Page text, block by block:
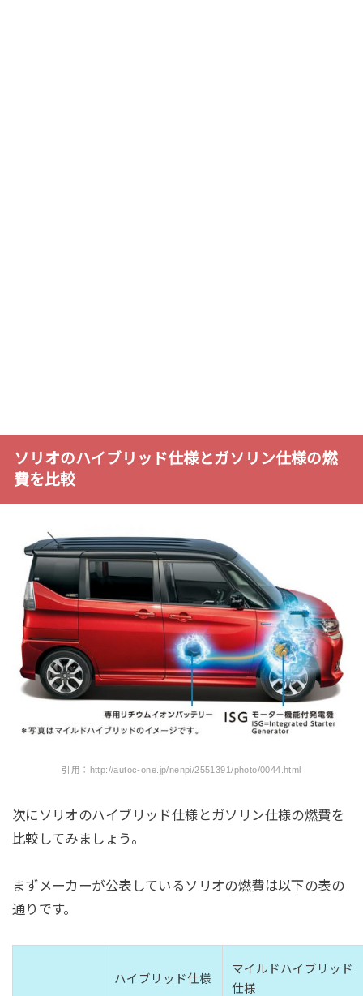
ソリオのハイブリッド仕様とガソリン仕様の燃
費を比較
引用：http://autoc-one.jp/nenpi/2551391/photo/0044.html
次にソリオのハイブリッド仕様とガソリン仕様の燃費を
比較してみましょう。
まずメーカーが公表しているソリオの燃費は以下の表の
通りです。
ハイブリッド仕様
マイルドハイブリッド
仕様